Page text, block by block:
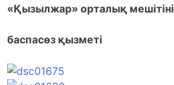
«Қызылжар» орталық
баспасөз қызметі